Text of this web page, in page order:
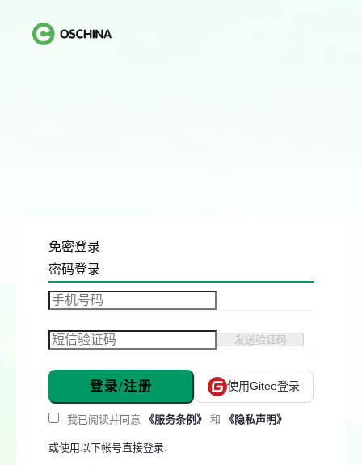
免密登录
密码登录
发送验证码
登录/注册 使用Gitee登录
我已阅读并同意 《服务条例》 和 《隐私声明》
或使用以下帐号直接登录: